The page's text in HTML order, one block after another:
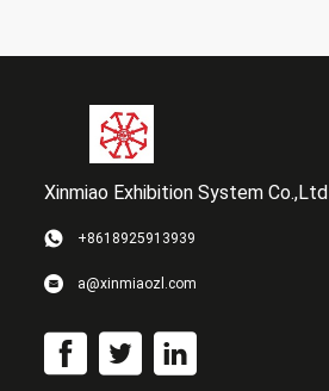
Xinmiao Exhibition System Co.,Ltd
+8618925913939
a@xinmiaozl.com